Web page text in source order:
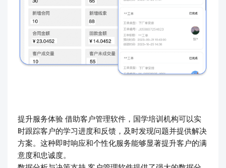
提升服务体验 借助客户管理软件，国学培训机构可以实
时跟踪客户的学习进度和反馈，及时发现问题并提供解决
方案。这种即时响应和个性化服务能够显著提升客户的满
意度和忠诚度。